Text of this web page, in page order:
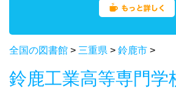
全国の図書館 > 三重県 > 鈴鹿市 >
鈴鹿工業高等専門学